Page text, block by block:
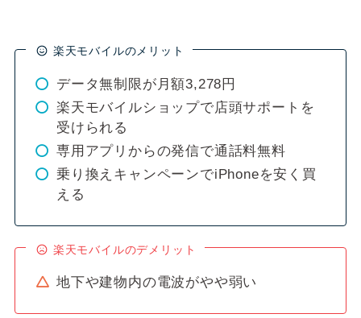
楽天モバイルのメリット
データ無制限が月額3,278円
楽天モバイルショップで店頭サポートを
受けられる
専用アプリからの発信で通話料無料
乗り換えキャンペーンでiPhoneを安く買
える
楽天モバイルのデメリット
地下や建物内の電波がやや弱い